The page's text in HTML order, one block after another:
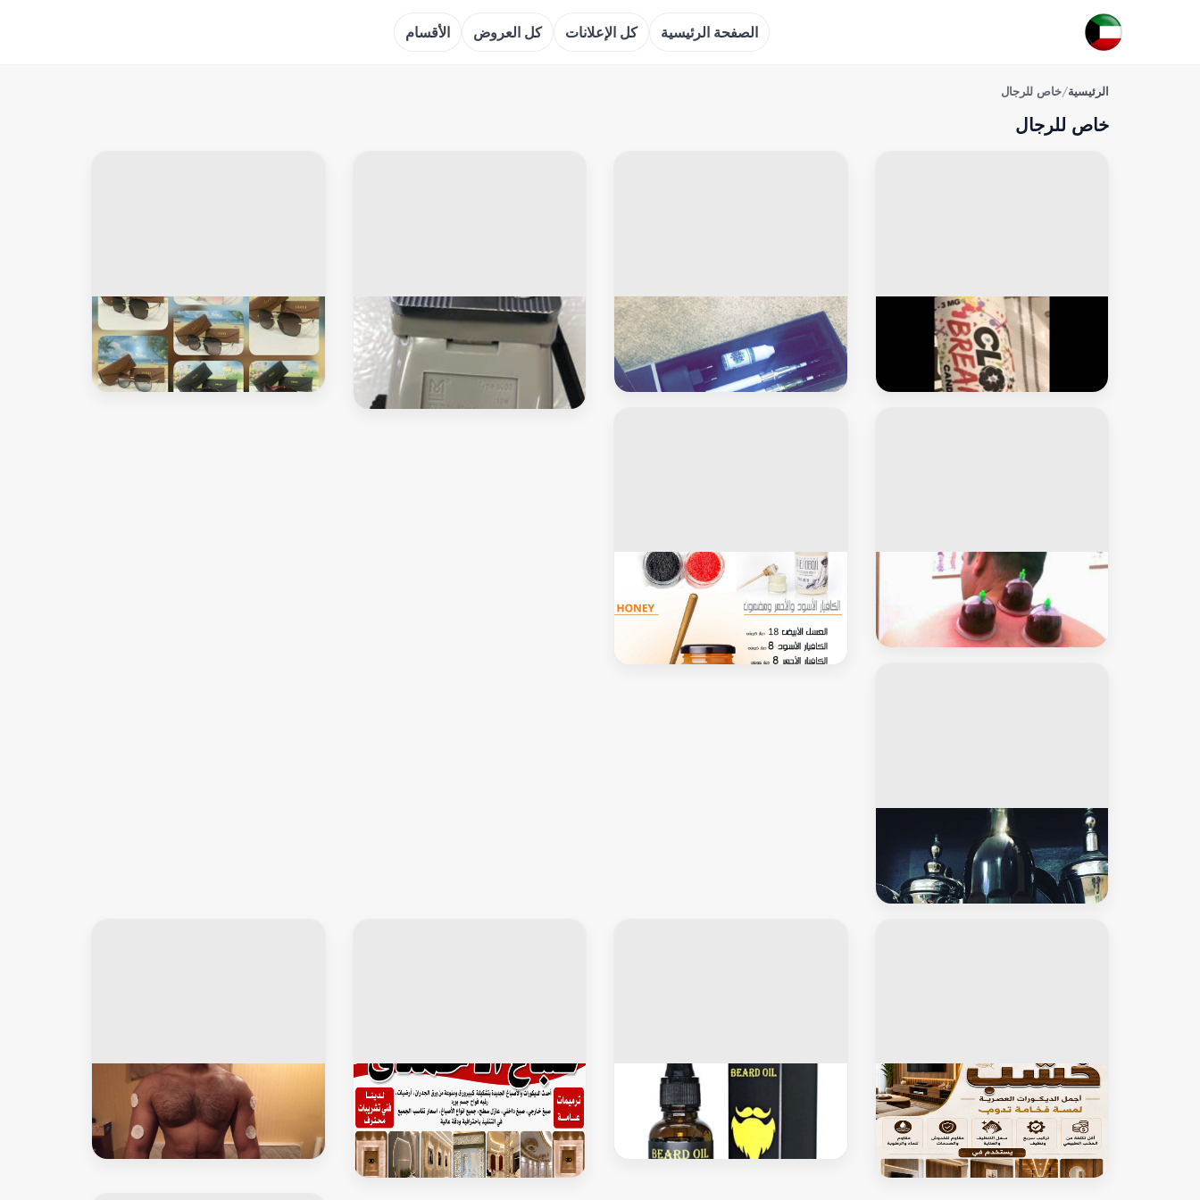
الصفحة الرئيسية كل الإعلانات كل العروض الأقسام
الرئيسية/خاص للرجال
خاص للرجال
خاص للرجال
نظارات منوعة
خاص للرجال
مكينه حلاقه شعر صناعه المانيه تستخدم
عند الحلاقين
خاص للرجال
شيشة الكترونية ..
خاص للرجال
شيشة ايس تيك
خاص للرجال
عسل و كافيار الاحمر و الاسود انتاج
روسيا
خاص للرجال
حجامة
خاص للرجال
قهوة شمالية اصلية
خاص للرجال
حجامة ابوعبدالرحمن
خاص للرجال
صباغ الاحمدي – ابوشيماء📞99724355
– اصباغ الاحمدي – صباغ الاحمدي رخيص
– صباغ الاحمدي شاطر – رقم صباغ
الاحمدي – صباغين الاحمدي – صباغ
منتج لعلاج شعر
خاص للرجال
بديل خشب – بديل الخشب – تركيب
بديل خشب – ابوشيماء📞99724355 –
بديل خشب خارجي – بديل خشب داخلي
– بديل خشب الكويت – بديل رخام –